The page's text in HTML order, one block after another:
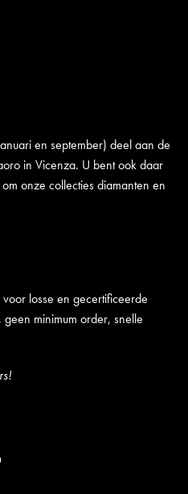
en september) deel aan de
in Vicenza. U bent ook daar
onze collecties diamanten en
losse en gecertificeerde
minimum order, snelle